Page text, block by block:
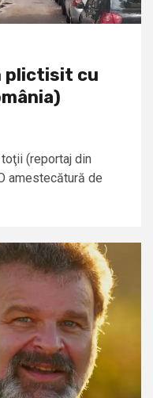
plictisit cu
(reportaj din
amestecătură de